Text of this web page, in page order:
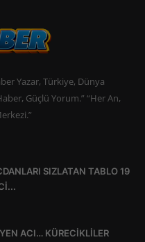
Yazar, Türkiye, Dünya
Güçlü Yorum.” “Her An,
SIZLATAN TABLO 19
ACI… KÜRECİKLİLER